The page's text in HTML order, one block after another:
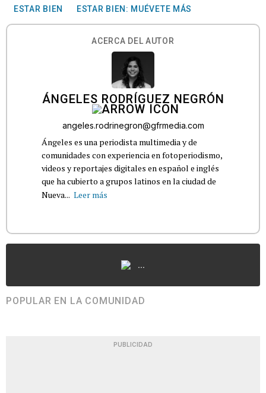
ESTAR BIEN ESTAR BIEN: MUÉVETE MÁS
ACERCA DEL AUTOR
ÁNGELES RODRÍGUEZ NEGRÓN
angeles.rodrinegron@gfrmedia.com
Ángeles es una periodista multimedia y de
comunidades con experiencia en fotoperiodismo,
videos y reportajes digitales en español e inglés
que ha cubierto a grupos latinos en la ciudad de
Nueva... Leer más
...
POPULAR EN LA COMUNIDAD
PUBLICIDAD